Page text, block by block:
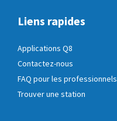
Liens rapides
Applications Q8
Contactez-nous
FAQ pour les professionnels
Trouver une station